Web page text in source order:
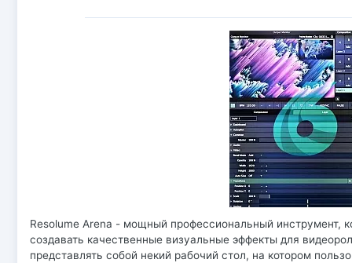
Resolume Arena - мощный профессиональный инструмент,
создавать качественные визуальные эффекты для
представлять собой некий рабочий стол, на котором